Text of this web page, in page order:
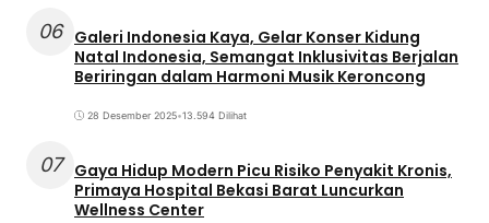
06 Galeri Indonesia Kaya, Gelar Konser Kidung
Natal Indonesia, Semangat Inklusivitas Berjalan
Beriringan dalam Harmoni Musik Keroncong
28 Desember 2025•13.594 Dilihat
07
Gaya Hidup Modern Picu Risiko Penyakit Kronis,
Primaya Hospital Bekasi Barat Luncurkan
Wellness Center